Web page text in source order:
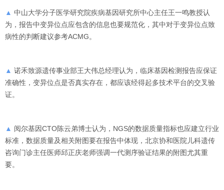
▲ 中山大学分子医学研究院疾病基因研究所中心主任王一鸣教授认
为，报告中变异位点应包含的信息也要规范化，其中对于变异位点致
病性的判断建议参考ACMG。
▲ 诺禾致源遗传事业部王大伟总经理认为，临床基因检测报告应保证
准确性，变异位点是否真实存在，都应该经得起多技术平台的交叉验
证。
▲ 阅尔基因CTO陈云弟博士认为，NGS的数据质量指标也应建立行业
标准，数据质量及相关附图要在报告中体现，北京协和医院儿科遗传
咨询门诊主任医师邱正庆老师强调一代测序验证结果的附图尤其重
要。